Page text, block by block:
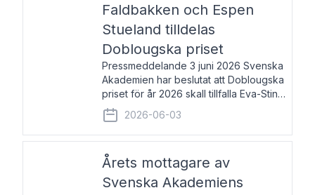
Faldbakken och Espen
Stueland tilldelas
Doblougska priset
Pressmeddelande 3 juni 2026 Svenska
Akademien har beslutat att Doblougska
priset för år 2026 skall tillfalla Eva-Stina
Byggmästar, Magnus Dahlström, Matias
Faldbakken samt Espen Stueland.
Prisbeloppet är 200 000 svenska
2026-06-03
Årets mottagare av
Svenska Akademiens